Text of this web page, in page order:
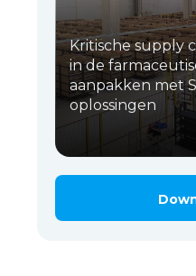
Kritische supply
in de
aanpakken met
oplossingen